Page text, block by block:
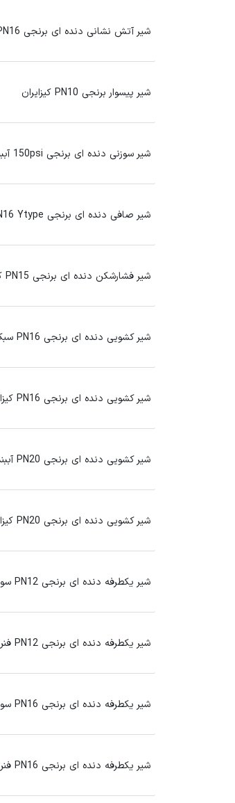
شیر آتش نشانی دنده ای برنجی PN16 کیزایران
شیر پیسوار برنجی PN10 کیزایران
شیر سوزنی دنده ای برنجی 150psi آببندی NBR کیزایران
شیر صافی دنده ای برنجی PN16 Ytype کیزایران
شیر فشارشکن دنده ای برنجی PN15 کیزایران
شیر کشویی دنده ای برنجی PN16 سبک کیزایران
شیر کشویی دنده ای برنجی PN16 کیزایران
شیر کشویی دنده ای برنجی PN20 آببندی NBR کیزایران
شیر کشویی دنده ای برنجی PN20 کیزایران
شیر یکطرفه دنده ای برنجی PN12 سوپاپی کیزایران
شیر یکطرفه دنده ای برنجی PN12 فنری کیزایران
شیر یکطرفه دنده ای برنجی PN16 سوپاپی کیزایران
شیر یکطرفه دنده ای برنجی PN16 فنری کیزایران